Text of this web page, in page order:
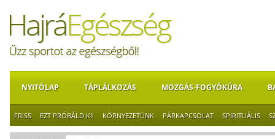
NYITÓLAP TÁPLÁLKOZÁS MOZGÁS-FOGYÓKÚRA
FRISS EZT PRÓBÁLD KI! KÖRNYEZETÜNK PÁRKAPCSOLAT SPIRITUÁLIS